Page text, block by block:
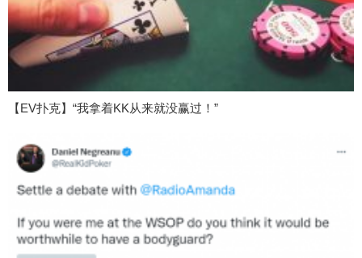
【EV扑克】“我拿着KK从来就没赢过！”